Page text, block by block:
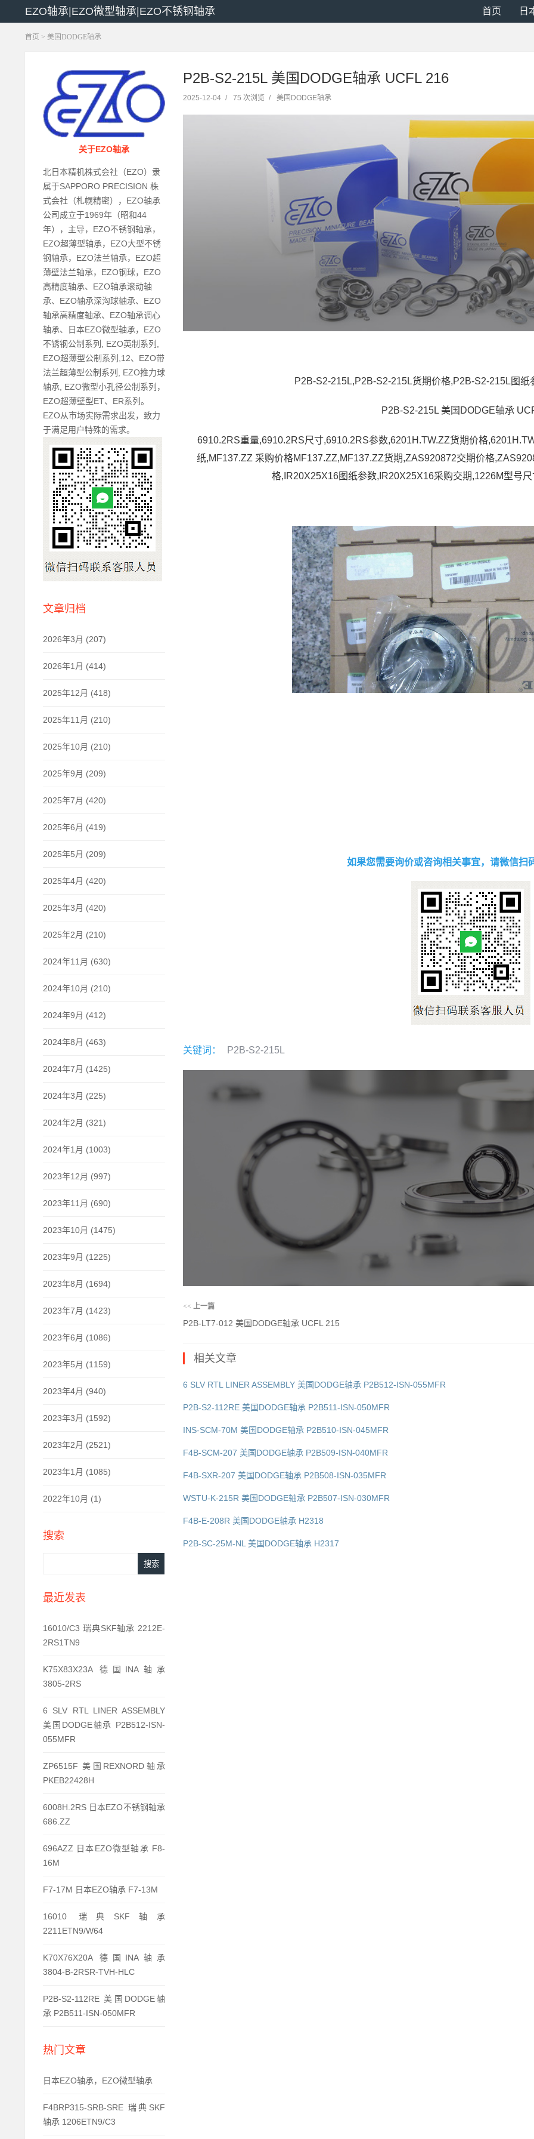
EZO轴承|EZO微型轴承|EZO不锈钢轴承 首页 日
首页 > 美国DODGE轴承
关于EZO轴承
北日本精机株式会社（EZO）隶
属于SAPPORO PRECISION 株
式会社（札幌精密），EZO轴承
公司成立于1969年（昭和44
年），主导，EZO不锈钢轴承，
EZO超薄型轴承，EZO大型不锈
钢轴承，EZO法兰轴承，EZO超
薄壁法兰轴承，EZO钢球，EZO
高精度轴承、EZO轴承滚动轴
承、EZO轴承深沟球轴承、EZO
轴承高精度轴承、EZO轴承调心
轴承、日本EZO微型轴承，EZO
不锈钢公制系列, EZO英制系列,
EZO超薄型公制系列,12、EZO带
法兰超薄型公制系列, EZO推力球
轴承, EZO微型小孔径公制系列，
EZO超薄壁型ET、ER系列。
EZO从市场实际需求出发，致力
于满足用户特殊的需求。
文章归档
2026年3月 (207)
2026年1月 (414)
2025年12月 (418)
2025年11月 (210)
2025年10月 (210)
2025年9月 (209)
2025年7月 (420)
2025年6月 (419)
2025年5月 (209)
2025年4月 (420)
2025年3月 (420)
2025年2月 (210)
2024年11月 (630)
2024年10月 (210)
2024年9月 (412)
2024年8月 (463)
2024年7月 (1425)
2024年3月 (225)
2024年2月 (321)
2024年1月 (1003)
2023年12月 (997)
2023年11月 (690)
2023年10月 (1475)
2023年9月 (1225)
2023年8月 (1694)
2023年7月 (1423)
2023年6月 (1086)
2023年5月 (1159)
2023年4月 (940)
2023年3月 (1592)
2023年2月 (2521)
2023年1月 (1085)
2022年10月 (1)
搜索
最近发表
16010/C3 瑞典SKF轴承 2212E-
2RS1TN9
K75X83X23A 德国INA轴承
3805-2RS
6 SLV RTL LINER ASSEMBLY
美国DODGE轴承 P2B512-ISN-
055MFR
ZP6515F 美国REXNORD轴承
PKEB22428H
6008H.2RS 日本EZO不锈钢轴承
686.ZZ
696AZZ 日本EZO微型轴承 F8-
16M
F7-17M 日本EZO轴承 F7-13M
16010 瑞典SKF轴承
2211ETN9/W64
K70X76X20A 德国INA轴承
3804-B-2RSR-TVH-HLC
P2B-S2-112RE 美国DODGE轴
承 P2B511-ISN-050MFR
热门文章
日本EZO轴承，EZO微型轴承
F4BRP315-SRB-SRE 瑞典SKF
轴承 1206ETN9/C3
P2B-S2-215L 美国DODGE轴承 UCFL 216
2025-12-04 / 75 次浏览 / 美国DODGE轴承
P2B-S2-215L,P2B-S2-215L货期价格,P2B-S2-215L图纸
P2B-S2-215L 美国DODGE轴承
6910.2RS重量,6910.2RS尺寸,6910.2RS参数,6201H.TW.ZZ货期价格
纸,MF137.ZZ 采购价格MF137.ZZ,MF137.ZZ货期,ZAS920872交期价格
格,IR20X25X16图纸参数,IR20X25X16采购交期,1226M型号
如果您需要询价或咨询相关事宜，请微信扫
关键词： P2B-S2-215L
<< 上一篇
P2B-LT7-012 美国DODGE轴承 UCFL 215
相关文章
6 SLV RTL LINER ASSEMBLY 美国DODGE轴承 P2B512-ISN-055MFR
P2B-S2-112RE 美国DODGE轴承 P2B511-ISN-050MFR
INS-SCM-70M 美国DODGE轴承 P2B510-ISN-045MFR
F4B-SCM-207 美国DODGE轴承 P2B509-ISN-040MFR
F4B-SXR-207 美国DODGE轴承 P2B508-ISN-035MFR
WSTU-K-215R 美国DODGE轴承 P2B507-ISN-030MFR
F4B-E-208R 美国DODGE轴承 H2318
P2B-SC-25M-NL 美国DODGE轴承 H2317